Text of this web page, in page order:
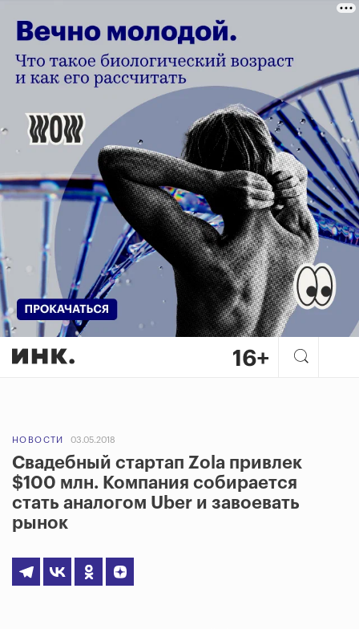
НОВОСТИ 03.05.2018
Свадебный стартап Zola привлек
$100 млн. Компания собирается
стать аналогом Uber и завоевать
рынок